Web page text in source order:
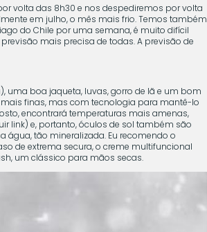
volta das 8h30 e nos despediremos por volta
em julho, o mês mais frio. Temos também
do Chile por uma semana, é muito difícil
mais precisa de todas. A previsão de
uma boa jaqueta, luvas, gorro de lã e um bom
finas, mas com tecnologia para mantê-lo
encontrará temperaturas mais amenas,
link) e, portanto, óculos de sol também são
água, tão mineralizada. Eu recomendo o
de extrema secura, o creme multifuncional
um clássico para mãos secas.